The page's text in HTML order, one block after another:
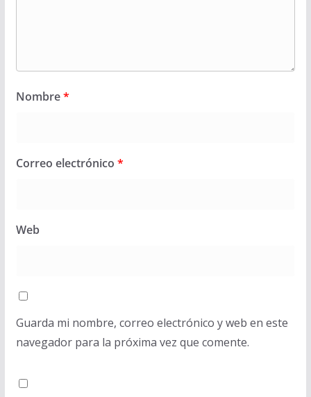
Nombre*
Correo electrónico *
Web
Guarda mi nombre, correo electrónico y web en este
navegador para la próxima vez que comente.